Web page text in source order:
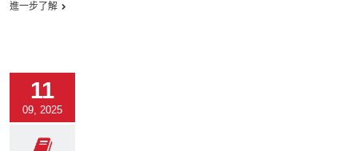
進一步了解
11
09, 2025